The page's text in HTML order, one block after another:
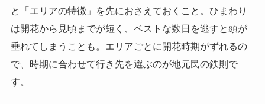
と「エリアの特徴」を先におさえておくこと。ひまわり
は開花から見頃までが短く、ベストな数日を逃すと頭が
垂れてしまうことも。エリアごとに開花時期がずれるの
で、時期に合わせて行き先を選ぶのが地元民の鉄則で
す。